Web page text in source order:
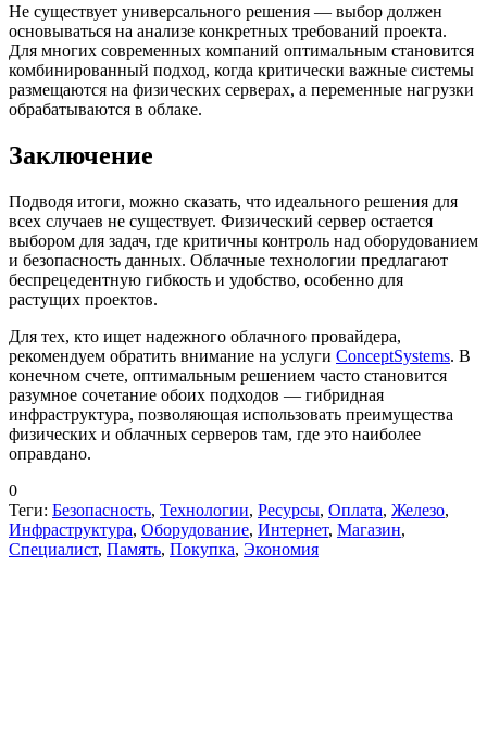
Не существует универсального решения — выбор должен
основываться на анализе конкретных требований проекта.
Для многих современных компаний оптимальным становится
комбинированный подход, когда критически важные системы
размещаются на физических серверах, а переменные нагрузки
обрабатываются в облаке.
Заключение
Подводя итоги, можно сказать, что идеального решения для
всех случаев не существует. Физический сервер остается
выбором для задач, где критичны контроль над оборудованием
и безопасность данных. Облачные технологии предлагают
беспрецедентную гибкость и удобство, особенно для
растущих проектов.
Для тех, кто ищет надежного облачного провайдера,
рекомендуем обратить внимание на услуги ConceptSystems. В
конечном счете, оптимальным решением часто становится
разумное сочетание обоих подходов — гибридная
инфраструктура, позволяющая использовать преимущества
физических и облачных серверов там, где это наиболее
оправдано.
0
Теги: Безопасность, Технологии, Ресурсы, Оплата, Железо,
Инфраструктура, Оборудование, Интернет, Магазин,
Специалист, Память, Покупка, Экономия